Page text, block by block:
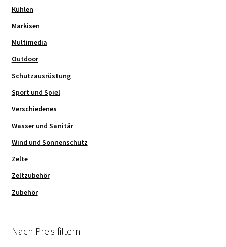
Kühlen
Markisen
Multimedia
Outdoor
Schutzausrüstung
Sport und Spiel
Verschiedenes
Wasser und Sanitär
Wind und Sonnenschutz
Zelte
Zeltzubehör
Zubehör
Nach Preis filtern